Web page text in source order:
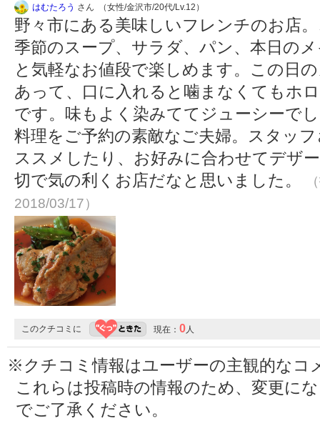
はむたろう さん （女性/金沢市/20代/Lv.12）
野々市にある美味しいフレンチのお店
季節のスープ、サラダ、パン、本日の
と気軽なお値段で楽しめます。この日
あって、口に入れると噛まなくてもホ
です。味もよく染みててジューシーで
料理をご予約の素敵なご夫婦。スタッ
ススメしたり、お好みに合わせてデザ
切で気の利くお店だなと思いました。
2018/03/17）
このクチコミに 現在： 0人
※クチコミ情報はユーザーの主観的なコ
これらは投稿時の情報のため、変更に
でご了承ください。